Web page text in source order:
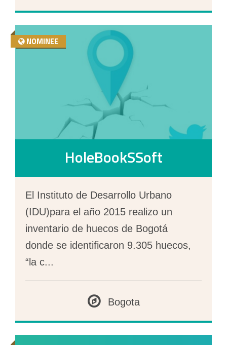
NOMINEE
HoleBookSSoft
El Instituto de Desarrollo Urbano
(IDU)para el año 2015 realizo un
inventario de huecos de Bogotá
donde se identificaron 9.305 huecos,
“la c...
Bogota